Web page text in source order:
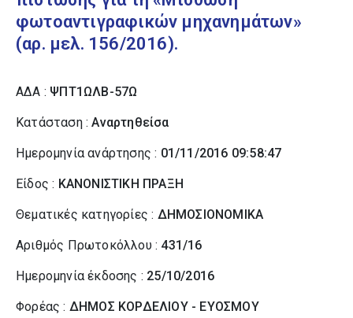
φωτοαντιγραφικών μηχανημάτων»
(αρ. μελ. 156/2016).
ΑΔΑ : ΨΠΤ1ΩΛΒ-57Ω
Κατάσταση :Αναρτηθείσα
Ημερομηνία ανάρτησης : 01/11/2016 09:58:47
Είδος : ΚΑΝΟΝΙΣΤΙΚΗ ΠΡΑΞΗ
Θεματικές κατηγορίες : ΔΗΜΟΣΙΟΝΟΜΙΚΑ
Αριθμός Πρωτοκόλλου : 431/16
Ημερομηνία έκδοσης : 25/10/2016
Φορέας : ΔΗΜΟΣ ΚΟΡΔΕΛΙΟΥ - ΕΥΟΣΜΟΥ